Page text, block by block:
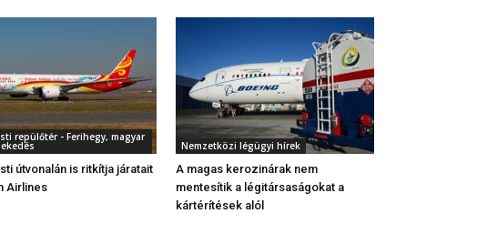
repülőtér - Ferihegy, magyar
útvonalán is ritkítja járatait
Airlines
Nemzetközi légügyi hírek
A magas kerozinárak nem
mentesítik a légitársaságokat a
kártérítések alól